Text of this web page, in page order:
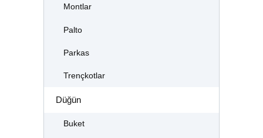
Montlar
Palto
Parkas
Trençkotlar
Düğün
Buket